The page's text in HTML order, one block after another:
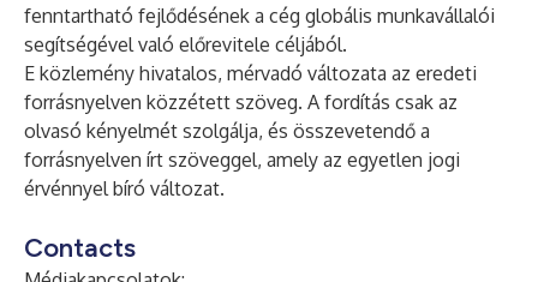
fenntartható fejlődésének a cég globális munkavállalói
segítségével való előrevitele céljából.
E közlemény hivatalos, mérvadó változata az eredeti
forrásnyelven közzétett szöveg. A fordítás csak az
olvasó kényelmét szolgálja, és összevetendő a
forrásnyelven írt szöveggel, amely az egyetlen jogi
érvénnyel bíró változat.
Contacts